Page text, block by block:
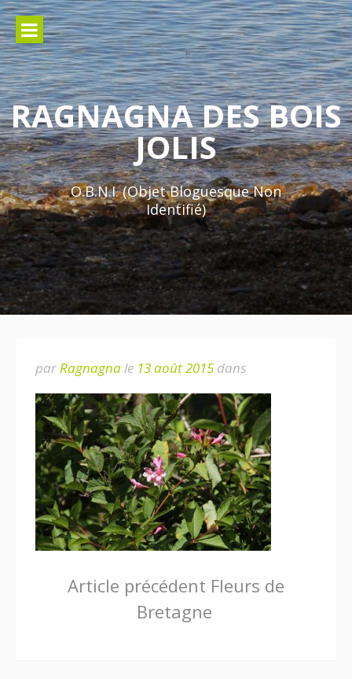
Aller
au
contenu
RAGNAGNA DES BOIS
JOLIS
O.B.N.I. (Objet Bloguesque Non
Identifié)
parRagnagnale 13 août 2015 dans
LireArticle précédent Fleurs de
Bretagne